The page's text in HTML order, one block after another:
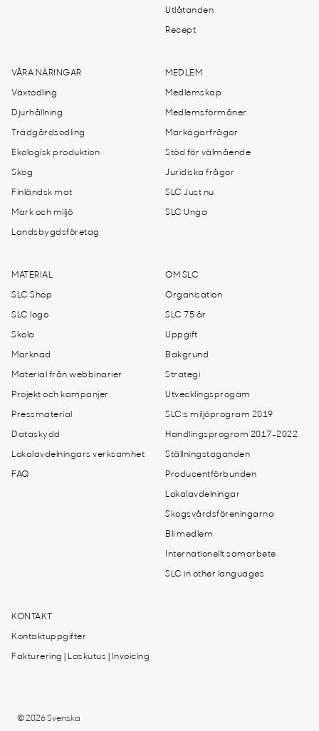
Utlåtanden
Recept
VÅRA NÄRINGAR
Växtodling
Djurhållning
Trädgårdsodling
Ekologisk produktion
Skog
Finländsk mat
Mark och miljö
Landsbygdsföretag
MEDLEM
Medlemskap
Medlemsförmåner
Markägarfrågor
Stöd för välmående
Juridiska frågor
SLC Just nu
SLC Unga
MATERIAL
SLC Shop
SLC logo
Skola
Marknad
Material från webbinarier
Projekt och kampanjer
Pressmaterial
Dataskydd
Lokalavdelningars verksamhet
FAQ
OM SLC
Organisation
SLC 75 år
Uppgift
Bakgrund
Strategi
Utvecklingsprogam
SLC:s miljöprogram 2019
Handlingsprogram 2017-2022
Ställningstaganden
Producentförbunden
Lokalavdelningar
Skogsvårdsföreningarna
Bli medlem
Internationellt samarbete
SLC in other languages
KONTAKT
Kontaktuppgifter
Fakturering | Laskutus | Invoicing
© 2026 Svenska